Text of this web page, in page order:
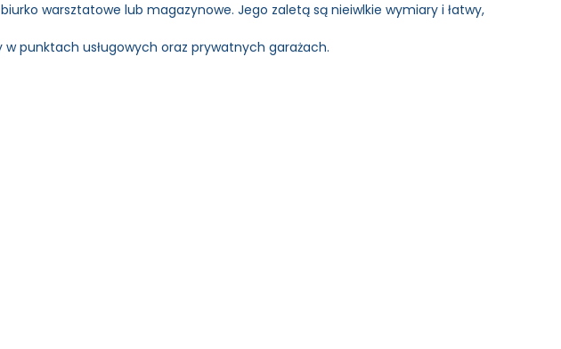
warsztatowe lub magazynowe. Jego zaletą są nieiwlkie wymiary i łatwy,
punktach usługowych oraz prywatnych garażach.